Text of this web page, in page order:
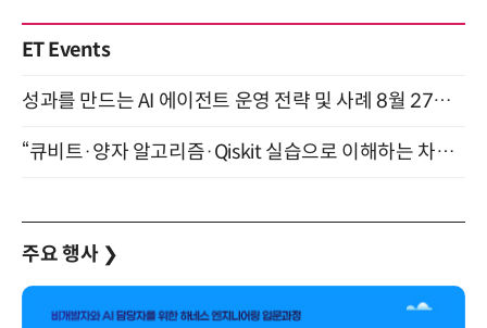
ET Events
성과를 만드는 AI 에이전트 운영 전략 및 사례 8월 27일 개최
“큐비트·양자 알고리즘·Qiskit 실습으로 이해하는 차세대 컴퓨팅” (8/28)
주요 행사 ❯